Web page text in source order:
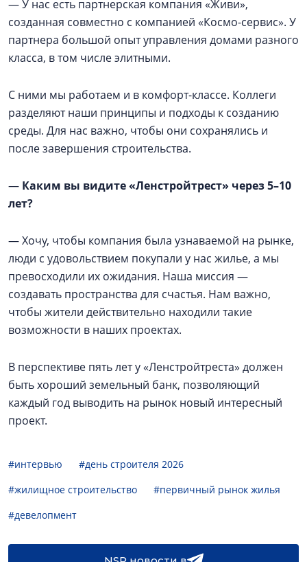
— У нас есть партнерская компания «Живи»,
созданная совместно с компанией «Космо-сервис». У
партнера большой опыт управления домами разного
класса, в том числе элитными.
С ними мы работаем и в комфорт-классе. Коллеги
разделяют наши принципы и подходы к созданию
среды. Для нас важно, чтобы они сохранялись и
после завершения строительства.
— Каким вы видите «Ленстройтрест» через 5–10
лет?
— Хочу, чтобы компания была узнаваемой на рынке,
люди с удовольствием покупали у нас жилье, а мы
превосходили их ожидания. Наша миссия —
создавать пространства для счастья. Нам важно,
чтобы жители действительно находили такие
возможности в наших проектах.
В перспективе пять лет у «Ленстройтреста» должен
быть хороший земельный банк, позволяющий
каждый год выводить на рынок новый интересный
проект.
#интервью
#день строителя 2026
#жилищное строительство
#первичный рынок жилья
#девелопмент